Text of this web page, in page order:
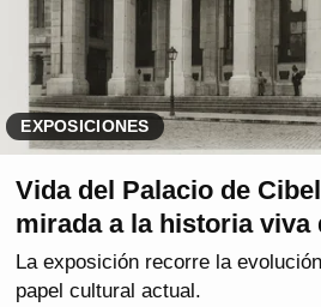
EXPOSICIONES
Vida del Palacio de
mirada a la historia viva
La exposición recorre la
papel cultural actual.